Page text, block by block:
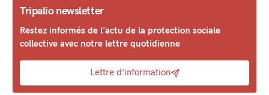
Tripalio newsletter
Restez informés de l'actu de la protection sociale
collective avec notre lettre quotidienne
Lettre d'information